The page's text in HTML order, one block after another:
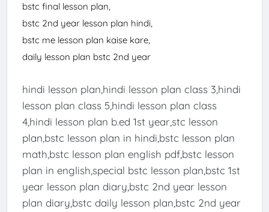
bstc final lesson plan,
bstc 2nd year lesson plan hindi,
bstc me lesson plan kaise kare,
daily lesson plan bstc 2nd year
hindi lesson plan,hindi lesson plan class 3,hindi
lesson plan class 5,hindi lesson plan class
4,hindi lesson plan b.ed 1st year,stc lesson
plan,bstc lesson plan in hindi,bstc lesson plan
math,bstc lesson plan english pdf,bstc lesson
plan in english,special bstc lesson plan,bstc 1st
year lesson plan diary,bstc 2nd year lesson
plan diary,bstc daily lesson plan,bstc 2nd year